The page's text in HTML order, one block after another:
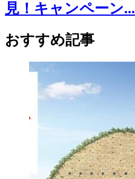
見！キャンペーン...
おすすめ記事